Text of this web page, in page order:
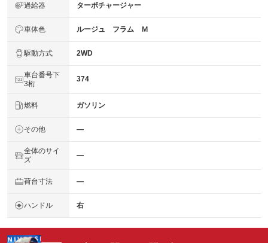
過給器 ターボチャージャー
車体色 ルージュ フラム Ｍ
駆動方式 2WD
車台番号下
3桁
374
燃料 ガソリン
その他 ―
全体のサイ
ズ
―
荷台寸法 ―
ハンドル 右